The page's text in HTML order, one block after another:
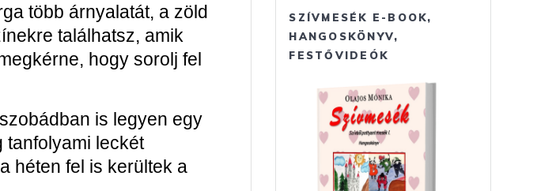
több árnyalatát, a zöld
találhatsz, amik
hogy sorolj fel
is legyen egy
tanfolyami leckét
héten fel is kerültek a
SZÍVMESÉK E-BOOK,
HANGOSKÖNYV,
FESTŐVIDEÓK